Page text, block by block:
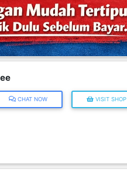
CHAT NOW VISIT SHOP